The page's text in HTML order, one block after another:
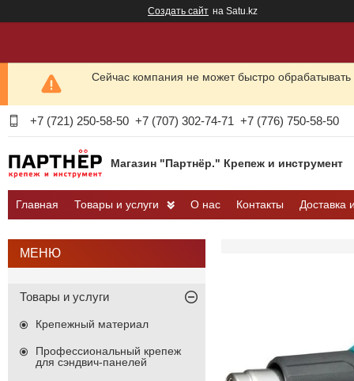
Создать сайт на Satu.kz
Сейчас компания не может быстро
+7 (721) 250-58-50 +7 (707) 302-74-71 +7 (776) 750-58-50
Магазин "Партнёр." Крепеж и инструмент
Главная Товары и услуги О нас Контакты Доставка
Товары и услуги
Крепежный материал
Профессиональный крепеж
для сэндвич-панелей